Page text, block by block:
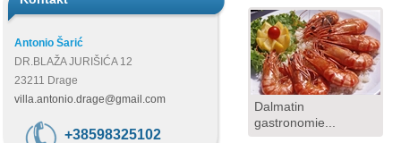
Antonio Šarić
DR.BLAŽA JURIŠIĆA 12
23211 Drage
villa.antonio.drage@gmail.com
+38598325102
Dalmatin
gastronomie...